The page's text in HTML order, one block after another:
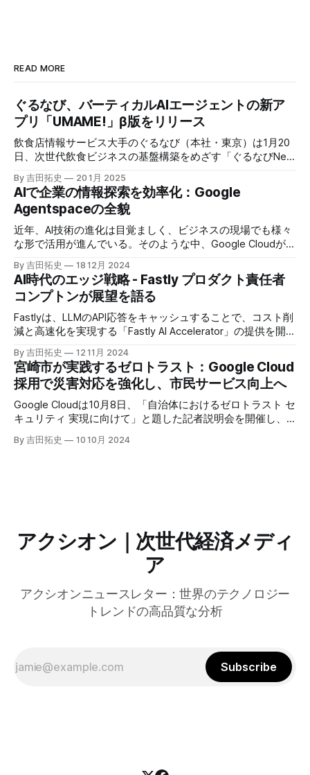
READ MORE
ぐるなび、バーティカルAIエージェントの新ア
プリ「UMAME!」β版をリリース
飲食店情報サービス大手のぐるなび（本社・東京）は1月20
日、次世代飲食ビジネスの基盤構築をめざす「ぐるなびNext
プロジェクト」の初成果として、新たな飲食店探索アプリ
「UMAME!（うまみー！）」のβ版を公開した。
By 吉田拓史 20 1月 2025
AIで企業の情報探索を効率化：Google
Agentspaceの全貌
近年、AI技術の進化は目覚ましく、ビジネスの現場でも様々
な形で活用が進んでいる。そのような中、Google Cloudが新
たに発表したGoogle Agentspaceは、いま注目を集めるAIエ
ージェントがエンタープライズITを大きく変革する予兆と言
えるだろう。
By 吉田拓史 18 12月 2024
AI時代のエッジ戦略 - Fastly プロダクト責任者
コンプトンが展望を語る
Fastlyは、LLMのAPI応答をキャッシュすることで、コスト削
減と高速化を実現する「Fastly AI Accelerator」の提供を開始
した。キップ・コンプトン最高プロダクト責任者（CPO）
は、類似した質問への応答を再利用し、効率的な処理を可能
にすると説明した。さらに、コンプトンは、エッジコンピュ
ーティングの利点を活かしたパーソナライズや、エッジにお
けるGPUの経済性、セキュリティへの取り組みなど、Fastly
のAI戦略について語った。
By 吉田拓史 12 11月 2024
宮崎市が実践するゼロトラスト：Google Cloud
採用で災害対応を強化し、市民サービス向上へ
Google Cloudは10月8日、「自治体におけるゼロトラスト セ
キュリティ 実現に向けて」と題した記者説明会を開催し、
自治体向けにゼロトラストセキュリティ導入を支援するプロ
グラムを発表した。宮崎市の事例では、Google Workspace
By 吉田拓史 10 10月 2024
アクシオン｜次世代経済メディ
ア
アクシオンニュースレター：世界のテクノロジー
トレンドの高品質な分析
Subscribe